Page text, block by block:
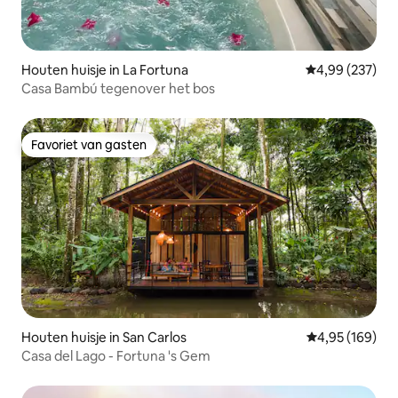
Houten huisje in La Fortuna Gemiddelde
4,99 (237)
Casa Bambú tegenover het bos
Favoriet van gasten
Favoriet van gasten
Houten huisje in San Carlos Gemiddelde
4,95 (169)
Casa del Lago - Fortuna 's Gem